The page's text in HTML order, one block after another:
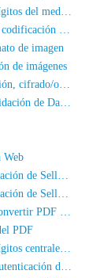
Consulta de los 8 dígitos del medio del DNI
Convertir imagen a codificación Base64
de imagen
de imágenes
Formateo, compresión, cifrado/ofuscación de código JS
Herramienta de Validación de Datos JSON
Web
Herramienta de Creación de Sellos de Nombre Completo
Herramienta de Creación de Sellos Ovales
Herramienta para convertir PDF a imagen
PDF
Consulta de los 5 dígitos centrales de un número de teléfono
Verificación de la autenticación de nombre real del número de móvil